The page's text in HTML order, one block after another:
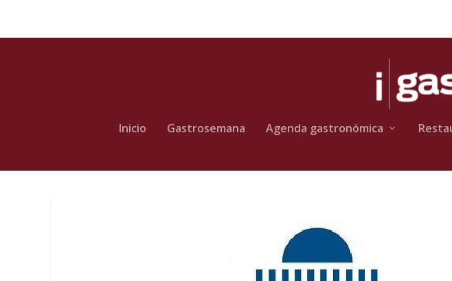
Inicio Gastrosemana Agenda gastronómica